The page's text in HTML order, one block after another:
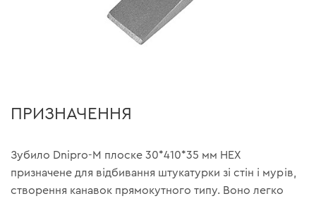
ПРИЗНАЧЕННЯ
Зубило Dnipro-M плоске 30*410*35 мм HEX
призначене для відбивання штукатурки зі стін і мурів,
створення канавок прямокутного типу. Воно легко